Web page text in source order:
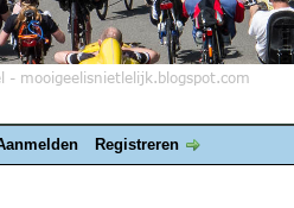
Registreren